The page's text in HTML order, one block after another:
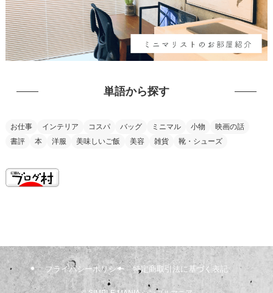
単語から探す
お仕事 インテリア コスパ バッグ ミニマル 小物
映画の話
書評
本 洋服 美味しいご飯 美容 雑貨 靴・シューズ
プライバシーポリシー 特定商取引法に基づく表記